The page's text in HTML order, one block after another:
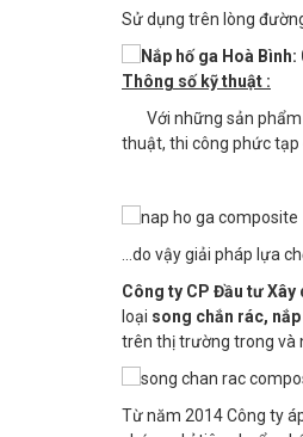
Sử dụng trên lòng
Thông số kỹ thuật :
Với những sản phẩm
thuật, thi công phức tạp
...do vậy giải pháp lựa
Công ty CP Đầu tư
loại song chắn rác, nắp
trên thị trường trong và
Từ năm 2014 Công ty